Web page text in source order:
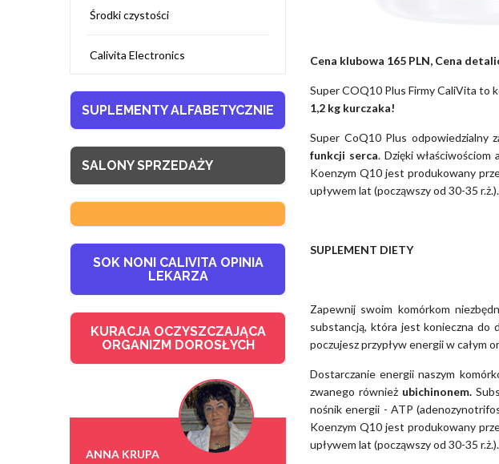
Środki czystości
Calivita Electronics
SUPLEMENTY ALFABETYCZNIE
SALONY SPRZEDAŻY
SOK NONI CALIVITA OPINIA
LEKARZA
KURACJA OCZYSZCZAJĄCA
ORGANIZM DOROSŁYCH
ANNA KRUPA
Cena klubowa 165 PLN, Cena
Super COQ10 Plus Firmy CaliVita to
1,2 kg kurczaka!
Super CoQ10 Plus odpowiedzialny
funkcji serca. Dzięki
Koenzym Q10 jest produkowany
upływem lat (począwszy od 30-35 r.ż.).
SUPLEMENT DIETY
Zapewnij swoim komórkom
substancją, która jest konieczna do
poczujesz przypływ energii w całym
Dostarczanie energii naszym
zwanego również ubichinonem.
nośnik energii - ATP
Koenzym Q10 jest produkowany
upływem lat (począwszy od 30-35 r.ż.).